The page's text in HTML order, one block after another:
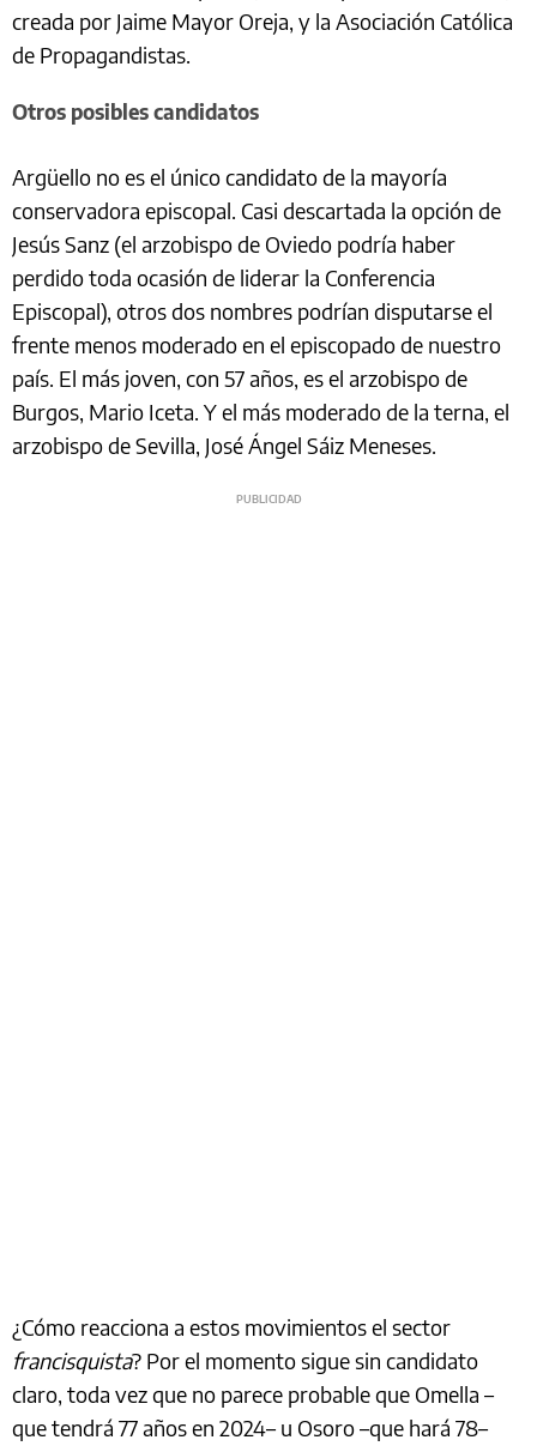
creada por Jaime Mayor Oreja, y la Asociación Católica
de Propagandistas.
Otros posibles candidatos
Argüello no es el único candidato de la mayoría
conservadora episcopal. Casi descartada la opción de
Jesús Sanz (el arzobispo de Oviedo podría haber
perdido toda ocasión de liderar la Conferencia
Episcopal), otros dos nombres podrían disputarse el
frente menos moderado en el episcopado de nuestro
país. El más joven, con 57 años, es el arzobispo de
Burgos, Mario Iceta. Y el más moderado de la terna, el
arzobispo de Sevilla, José Ángel Sáiz Meneses.
¿Cómo reacciona a estos movimientos el sector
francisquista? Por el momento sigue sin candidato
claro, toda vez que no parece probable que Omella –
que tendrá 77 años en 2024– u Osoro –que hará 78–